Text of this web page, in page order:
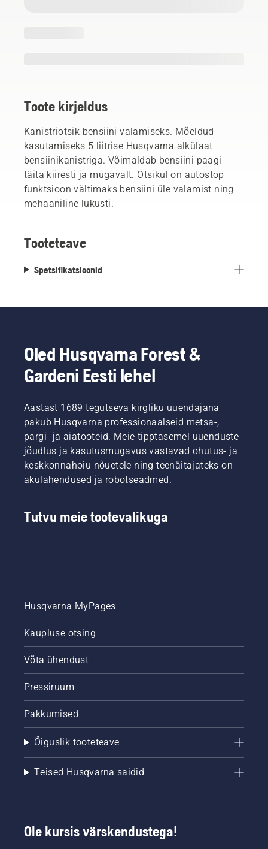
Toote kirjeldus
Kanistriotsik bensiini valamiseks. Mõeldud
kasutamiseks 5 liitrise Husqvarna alkülaat
bensiinikanistriga. Võimaldab bensiini paagi
täita kiiresti ja mugavalt. Otsikul on autostop
funktsioon vältimaks bensiini üle valamist ning
mehaaniline lukusti.
Tooteteave
Spetsifikatsioonid
Oled Husqvarna Forest &
Gardeni Eesti lehel
Aastast 1689 tegutseva kirgliku uuendajana
pakub Husqvarna professionaalseid metsa-,
pargi- ja aiatooteid. Meie tipptasemel uuenduste
jõudlus ja kasutusmugavus vastavad ohutus- ja
keskkonnahoiu nõuetele ning teenäitajateks on
akulahendused ja robotseadmed.
Tutvu meie tootevalikuga
Husqvarna MyPages
Kaupluse otsing
Võta ühendust
Pressiruum
Pakkumised
Õiguslik tooteteave
Teised Husqvarna saidid
Ole kursis värskendustega!